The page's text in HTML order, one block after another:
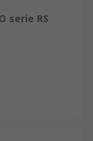
serie RS